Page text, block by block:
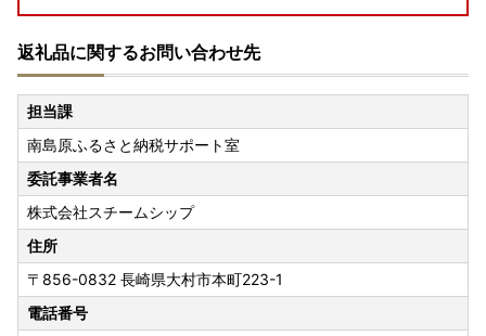
しらせ】
2023年6月1日発送分より転送サービスが有料となります。
ーーーーーーーーーーーーーーーーーーーーーーーーーーー
ーーーーーーーーーーーーーー
2023年6月1日（木）受付分より荷物の送り状に記載された
住所以外にお届け先を変更（転送）する場合
送り状記載のお届け先から変更後のお届け先までの運賃（定
価・着払い）を収受いたします。※ヤマト運輸HPより抜粋
ーーーーーーーーーーーーーーーーーーーーーーーーーーー
ーーーーーーーーーーーーーー
お届け先が変更となる場合は、事前に当市へご連絡をお願い
いたします。
返礼品に関するお問い合わせ先
担当課
南島原ふるさと納税サポート室
委託事業者名
株式会社スチームシップ
住所
〒856-0832 長崎県大村市本町223-1
電話番号